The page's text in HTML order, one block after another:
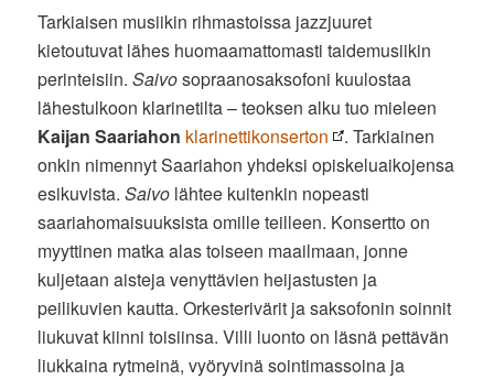
Tarkiaisen musiikin rihmastoissa jazzjuuret
kietoutuvat lähes huomaamattomasti taidemusiikin
perinteisiin.Saivosopraanosaksofoni kuulostaa
lähestulkoon klarinetilta – teoksen alku tuo mieleen
Kaijan Saariahon klarinettikonserton
. Tarkiainen
onkin nimennyt Saariahon yhdeksi opiskeluaikojensa
esikuvista.Saivo lähtee kuitenkin nopeasti
saariahomaisuuksista omille teilleen. Konsertto on
myyttinen matka alas toiseen maailmaan, jonne
kuljetaan aisteja venyttävien heijastusten ja
peilikuvien kautta. Orkesterivärit ja saksofonin soinnit
liukuvat kiinni toisiinsa. Villi luonto on läsnä pettävän
liukkaina rytmeinä, vyöryvinä sointimassoina ja